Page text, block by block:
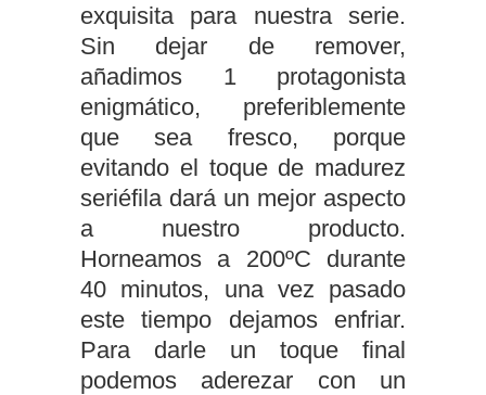
exquisita para nuestra serie.
Sin dejar de remover,
añadimos 1 protagonista
enigmático, preferiblemente
que sea fresco, porque
evitando el toque de madurez
seriéfila dará un mejor aspecto
a nuestro producto.
Horneamos a 200ºC durante
40 minutos, una vez pasado
este tiempo dejamos enfriar.
Para darle un toque final
podemos aderezar con un